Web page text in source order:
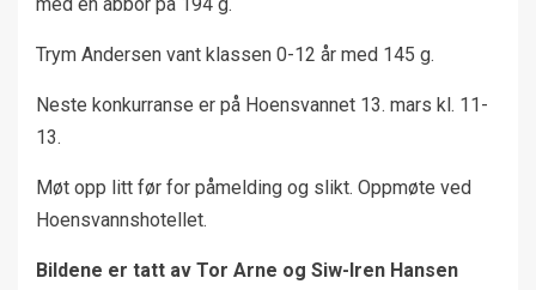
med en abbor på 194 g.
Trym Andersen vant klassen 0-12 år med 145 g.
Neste konkurranse er på Hoensvannet 13. mars kl. 11-
13.
Møt opp litt før for påmelding og slikt. Oppmøte ved
Hoensvannshotellet.
Bildene er tatt av Tor Arne og Siw-Iren Hansen